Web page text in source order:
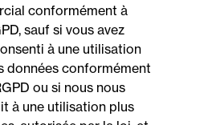
conformément à
sauf si vous avez
à une utilisation
données conformément
ou si nous nous
à une utilisation plus